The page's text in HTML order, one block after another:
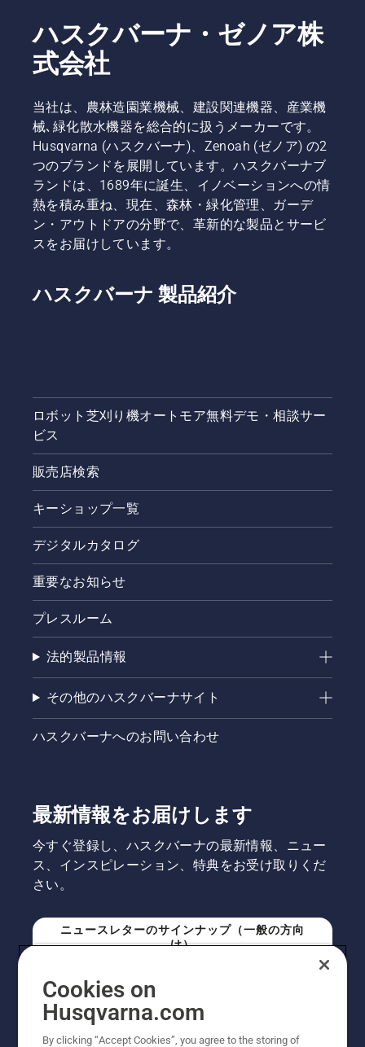
ハスクバーナ・ゼノア株
式会社
当社は、農林造園業機械、建設関連機器、産業機
械､緑化散水機器を総合的に扱うメーカーです。
Husqvarna (ハスクバーナ)、Zenoah (ゼノア) の2
つのブランドを展開しています。ハスクバーナブ
ランドは、1689年に誕生、イノベーションへの情
熱を積み重ね、現在、森林・緑化管理、ガーデ
ン・アウトドアの分野で、革新的な製品とサービ
スをお届けしています。
ハスクバーナ 製品紹介
ロボット芝刈り機オートモア無料デモ・相談サー
ビス
販売店検索
キーショップ一覧
デジタルカタログ
重要なお知らせ
プレスルーム
法的製品情報
その他のハスクバーナサイト
ハスクバーナへのお問い合わせ
最新情報をお届けします
今すぐ登録し、ハスクバーナの最新情報、ニュー
ス、インスピレーション、特典をお受け取りくだ
さい。
ニュースレターのサインナップ（一般の方向
け）
ニュースレターのサインアップ（プロの方向
け）
Cookies on
Husqvarna.com
By clicking “Accept Cookies”, you agree to the storing of